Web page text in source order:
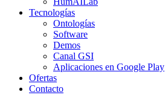
Tecnologías
Ontologías
Software
Demos
Canal GSI
Aplicaciones en Google Play
Ofertas
Contacto